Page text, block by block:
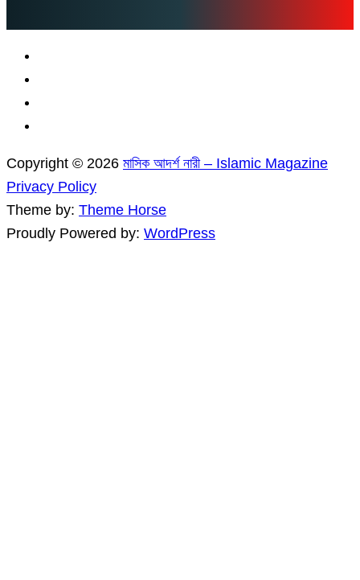
Copyright © 2026 মাসিক আদর্শ নারী – Islamic Magazine
Privacy Policy
Theme by: Theme Horse
Proudly Powered by: WordPress